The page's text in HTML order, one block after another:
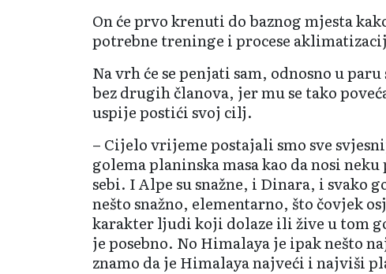
On će prvo krenuti do baznog mjesta
potrebne treninge i procese
Na vrh će se penjati sam, odnosno u
bez drugih članova, jer mu se tako
uspije postići svoj cilj.
– Cijelo vrijeme postajali smo sve
golema planinska masa kao da nosi neku
sebi. I Alpe su snažne, i Dinara, i svako
nešto snažno, elementarno, što čovjek
karakter ljudi koji dolaze ili žive u tom
je posebno. No Himalaya je ipak nešto
znamo da je Himalaya najveći i najviši